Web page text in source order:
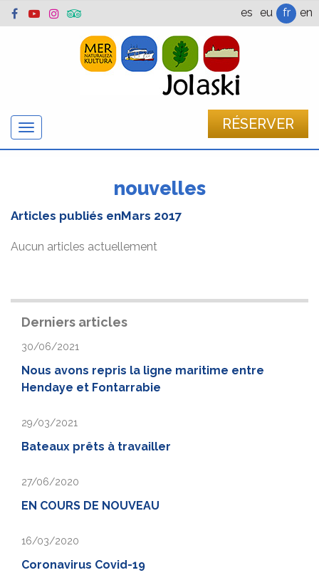
es eu fr en
RÉSERVER
Afficher
/
nouvelles
Articles publiés enMars 2017
Aucun articles actuellement
Derniers articles
30/06/2021
Nous avons repris la ligne maritime entre
Hendaye et Fontarrabie
29/03/2021
Bateaux prêts à travailler
27/06/2020
EN COURS DE NOUVEAU
16/03/2020
Coronavirus Covid-19